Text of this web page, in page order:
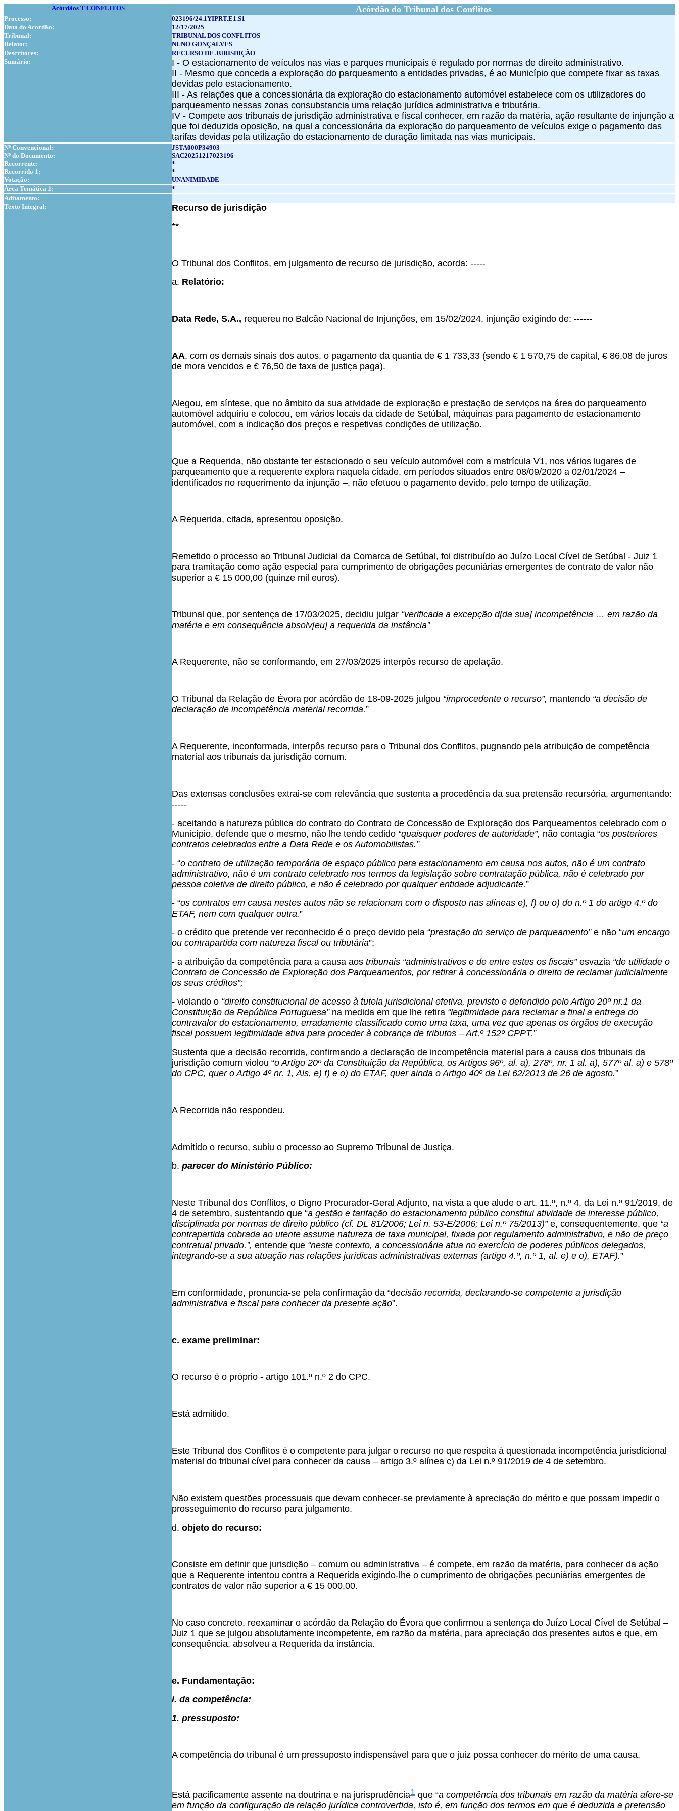
Acórdãos T CONFLITOS Acórdão do Tribunal dos Conflitos
Processo:
023196/24.1YIPRT.E1.S1
Data do Acordão:
12/17/2025
Tribunal:
TRIBUNAL DOS CONFLITOS
Relator:
NUNO GONÇALVES
Descritores:
RECURSO DE JURISDIÇÃO
Sumário:
I - O estacionamento de veículos nas vias e parques municipais é regulado por normas de direito administrativo.
II - Mesmo que conceda a exploração do parqueamento a entidades privadas, é ao Município que compete fixar as taxas
devidas pelo estacionamento.
III - As relações que a concessionária da exploração do estacionamento automóvel estabelece com os utilizadores do
parqueamento nessas zonas consubstancia uma relação jurídica administrativa e tributária.
IV - Compete aos tribunais de jurisdição administrativa e fiscal conhecer, em razão da matéria, ação resultante de injunção a
que foi deduzida oposição, na qual a concessionária da exploração do parqueamento de veículos exige o pagamento das
tarifas devidas pela utilização do estacionamento de duração limitada nas vias municipais.
Nº Convencional:
JSTA000P34903
Nº do Documento:
SAC20251217023196
Recorrente:
*
Recorrido 1:
*
Votação:
UNANIMIDADE
Área Temática 1:
*
Aditamento:
Texto Integral:
Recurso de jurisdição
**
O Tribunal dos Conflitos, em julgamento de recurso de jurisdição, acorda: -----
a. Relatório:
Data Rede, S.A., requereu no Balcão Nacional de Injunções, em 15/02/2024, injunção exigindo de: ------
AA, com os demais sinais dos autos, o pagamento da quantia de € 1 733,33 (sendo € 1 570,75 de capital, € 86,08 de juros
de mora vencidos e € 76,50 de taxa de justiça paga).
Alegou, em síntese, que no âmbito da sua atividade de exploração e prestação de serviços na área do parqueamento
automóvel adquiriu e colocou, em vários locais da cidade de Setúbal, máquinas para pagamento de estacionamento
automóvel, com a indicação dos preços e respetivas condições de utilização.
Que a Requerida, não obstante ter estacionado o seu veículo automóvel com a matrícula V1, nos vários lugares de
parqueamento que a requerente explora naquela cidade, em períodos situados entre 08/09/2020 a 02/01/2024 –
identificados no requerimento da injunção –, não efetuou o pagamento devido, pelo tempo de utilização.
A Requerida, citada, apresentou oposição.
Remetido o processo ao Tribunal Judicial da Comarca de Setúbal, foi distribuído ao Juízo Local Cível de Setúbal - Juiz 1
para tramitação como ação especial para cumprimento de obrigações pecuniárias emergentes de contrato de valor não
superior a € 15 000,00 (quinze mil euros).
Tribunal que, por sentença de 17/03/2025, decidiu julgar “verificada a excepção d[da sua] incompetência … em razão da
matéria e em consequência absolv[eu] a requerida da instância”
A Requerente, não se conformando, em 27/03/2025 interpôs recurso de apelação.
O Tribunal da Relação de Évora por acórdão de 18-09-2025 julgou “improcedente o recurso”, mantendo “a decisão de
declaração de incompetência material recorrida.”
A Requerente, inconformada, interpôs recurso para o Tribunal dos Conflitos, pugnando pela atribuição de competência
material aos tribunais da jurisdição comum.
Das extensas conclusões extrai-se com relevância que sustenta a procedência da sua pretensão recursória, argumentando:
-----
- aceitando a natureza pública do contrato do Contrato de Concessão de Exploração dos Parqueamentos celebrado com o
Município, defende que o mesmo, não lhe tendo cedido “quaisquer poderes de autoridade”, não contagia “os posteriores
contratos celebrados entre a Data Rede e os Automobilistas.”
- “o contrato de utilização temporária de espaço público para estacionamento em causa nos autos, não é um contrato
administrativo, não é um contrato celebrado nos termos da legislação sobre contratação pública, não é celebrado por
pessoa coletiva de direito público, e não é celebrado por qualquer entidade adjudicante.”
- “os contratos em causa nestes autos não se relacionam com o disposto nas alíneas e), f) ou o) do n.º 1 do artigo 4.º do
ETAF, nem com qualquer outra.”
- o crédito que pretende ver reconhecido é o preço devido pela “prestação do serviço de parqueamento”e não “um encargo
ou contrapartida com natureza fiscal ou tributária”;
- a atribuição da competência para a causa aos tribunais “administrativos e de entre estes os fiscais”esvazia “de utilidade o
Contrato de Concessão de Exploração dos Parqueamentos, por retirar à concessionária o direito de reclamar judicialmente
os seus créditos”;
- violando o “direito constitucional de acesso à tutela jurisdicional efetiva, previsto e defendido pelo Artigo 20º nr.1 da
Constituição da República Portuguesa”na medida em que lhe retira “legitimidade para reclamar a final a entrega do
contravalor do estacionamento, erradamente classificado como uma taxa, uma vez que apenas os órgãos de execução
fiscal possuem legitimidade ativa para proceder à cobrança de tributos – Art.º 152º CPPT.”
Sustenta que a decisão recorrida, confirmando a declaração de incompetência material para a causa dos tribunais da
jurisdição comum violou “o Artigo 20º da Constituição da República, os Artigos 96º, al. a), 278º, nr. 1 al. a), 577º al. a) e 578º
do CPC, quer o Artigo 4º nr. 1, Als. e) f) e o) do ETAF, quer ainda o Artigo 40º da Lei 62/2013 de 26 de agosto.”
A Recorrida não respondeu.
Admitido o recurso, subiu o processo ao Supremo Tribunal de Justiça.
b. parecer do Ministério Público:
Neste Tribunal dos Conflitos, o Digno Procurador-Geral Adjunto, na vista a que alude o art. 11.º, n.º 4, da Lei n.º 91/2019, de
4 de setembro, sustentando que “a gestão e tarifação do estacionamento público constitui atividade de interesse público,
disciplinada por normas de direito público (cf. DL 81/2006; Lei n. 53-E/2006; Lei n.º 75/2013)”e, consequentemente, que “a
contrapartida cobrada ao utente assume natureza de taxa municipal, fixada por regulamento administrativo, e não de preço
contratual privado.”, entende que “neste contexto, a concessionária atua no exercício de poderes públicos delegados,
integrando-se a sua atuação nas relações jurídicas administrativas externas (artigo 4.º, n.º 1, al. e) e o), ETAF).”
Em conformidade, pronuncia-se pela confirmação da “decisão recorrida, declarando-se competente a jurisdição
administrativa e fiscal para conhecer da presente ação”.
c. exame preliminar:
O recurso é o próprio - artigo 101.º n.º 2 do CPC.
Está admitido.
Este Tribunal dos Conflitos é o competente para julgar o recurso no que respeita à questionada incompetência jurisdicional
material do tribunal cível para conhecer da causa – artigo 3.º alínea c) da Lei n.º 91/2019 de 4 de setembro.
Não existem questões processuais que devam conhecer-se previamente à apreciação do mérito e que possam impedir o
prosseguimento do recurso para julgamento.
d. objeto do recurso:
Consiste em definir que jurisdição – comum ou administrativa – é compete, em razão da matéria, para conhecer da ação
que a Requerente intentou contra a Requerida exigindo-lhe o cumprimento de obrigações pecuniárias emergentes de
contratos de valor não superior a € 15 000,00.
No caso concreto, reexaminar o acórdão da Relação do Évora que confirmou a sentença do Juízo Local Cível de Setúbal –
Juiz 1 que se julgou absolutamente incompetente, em razão da matéria, para apreciação dos presentes autos e que, em
consequência, absolveu a Requerida da instância.
e. Fundamentação:
i. da competência:
1. pressuposto:
A competência do tribunal é um pressuposto indispensável para que o juiz possa conhecer do mérito de uma causa.
Está pacificamente assente na doutrina e na jurisprudência1 que “a competência dos tribunais em razão da matéria afere-se
em função da configuração da relação jurídica controvertida, isto é, em função dos termos em que é deduzida a pretensão